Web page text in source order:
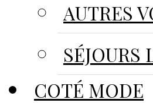
AUTRES
SÉJOURS
COTÉ MODE